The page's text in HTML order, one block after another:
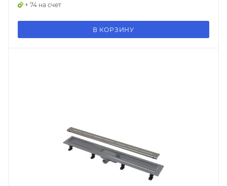
+ 74 на счет
В КОРЗИНУ